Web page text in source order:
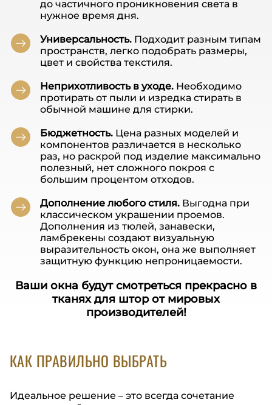
до частичного проникновения света в
нужное время дня.
Универсальность. Подходит разным типам
пространств, легко подобрать размеры,
цвет и свойства текстиля.
Неприхотливость в уходе. Необходимо
протирать от пыли и изредка стирать в
обычной машине для стирки.
Бюджетность. Цена разных моделей и
компонентов различается в несколько
раз, но раскрой под изделие максимально
полезный, нет сложного покроя с
большим процентом отходов.
Дополнение любого стиля. Выгодна при
классическом украшении проемов.
Дополнения из тюлей, занавески,
ламбрекены создают визуальную
выразительность окон, она же выполняет
защитную функцию непроницаемости.
Ваши окна будут смотреться прекрасно в
тканях для штор от мировых
производителей!
КАК ПРАВИЛЬНО ВЫБРАТЬ
Идеальное решение – это всегда сочетание